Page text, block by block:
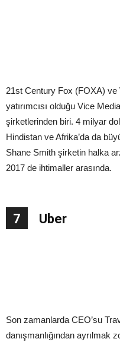
21st Century Fox (FOXA) ve
yatırımcısı olduğu Vice
şirketlerinden biri. 4 milyar
Hindistan ve Afrika’da da
Shane Smith şirketin halka
2017 de ihtimaller arasında.
7 Uber
Son zamanlarda CEO’su
danışmanlığından ayrılmak